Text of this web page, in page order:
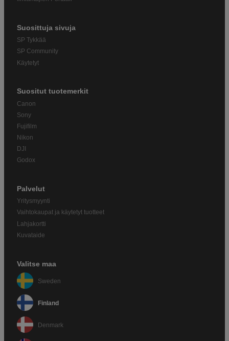
Suosittuja sivuja
SP Tykkää
SP Community
Käytetyt
Suositut tuotemerkit
Canon
Sony
Fujifilm
Nikon
DJI
Godox
Palvelut
Yritysmyynti
Vaihtokaupat ja käytetyt tuotteet
Lahjakortti
Kuvataide
Valitse maa
Sweden
Finland
Denmark